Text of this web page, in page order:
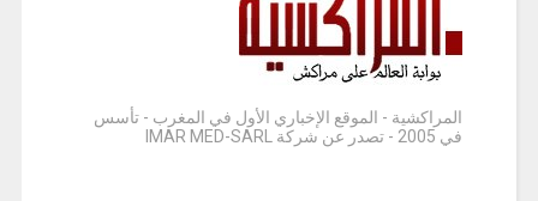
المراكشية - الموقع الإخباري الأول في المغرب - تأسس
في 2005 - تصدر عن شركة IMAR MED-SARL